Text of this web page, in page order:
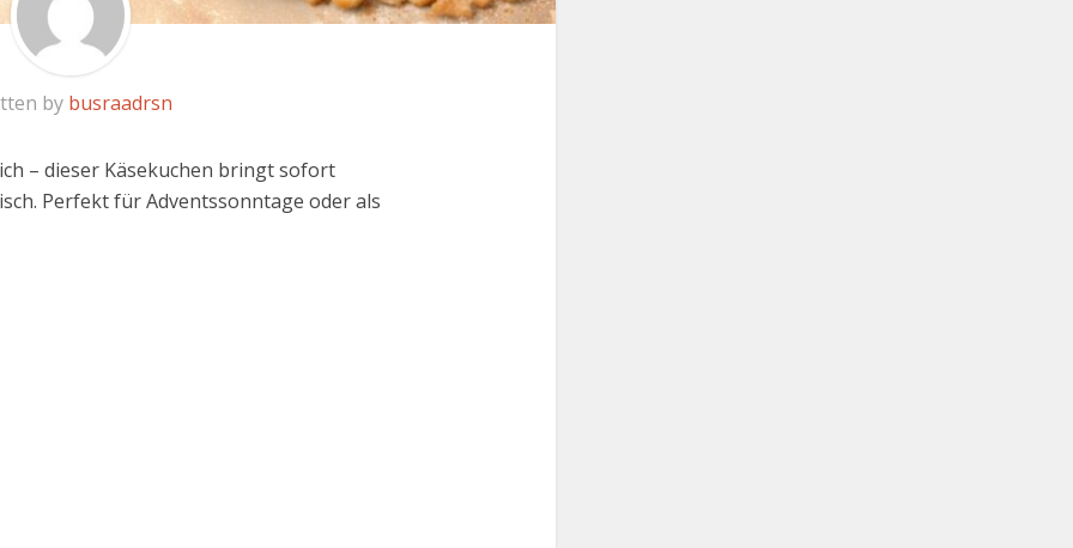
by busraadrsn
– dieser Käsekuchen bringt sofort
Perfekt für Adventssonntage oder als